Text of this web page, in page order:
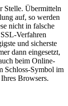
Stelle. Übermitteln
auf, so werden
nicht in falsche
Verfahren
und sicherste
dann eingesetzt,
beim Online-
Schloss-Symbol im
Browsers.